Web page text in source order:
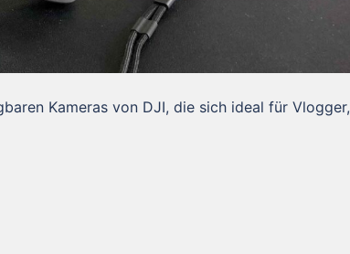
Kameras von DJI, die sich ideal für Vlogger,